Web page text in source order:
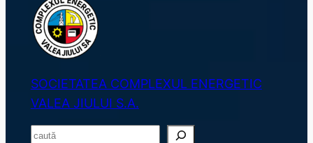
SOCIETATEA COMPLEXUL ENERGETIC
VALEA JIULUI S.A.
S